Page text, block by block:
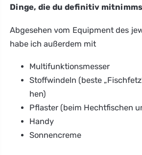
Dinge, die du definitiv
Abgesehen vom Equipment des
habe ich außerdem mit
Multifunktionsmesser
Stoffwindeln (beste
hen)
Pflaster (beim Hechtfischen
Handy
Sonnencreme